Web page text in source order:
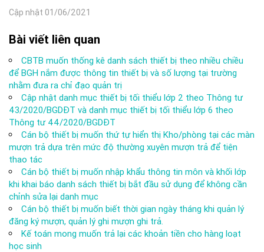
Cập nhật 01/06/2021
Bài viết liên quan
CBTB muốn thống kê danh sách thiết bị theo nhiều chiều
để BGH nắm được thông tin thiết bị và số lượng tại trường
nhằm đưa ra chỉ đạo quản trị
Cập nhật danh mục thiết bị tối thiểu lớp 2 theo Thông tư
43/2020/BGDĐT và danh mục thiết bị tối thiểu lớp 6 theo
Thông tư 44/2020/BGDĐT
Cán bộ thiết bị muốn thứ tự hiển thị Kho/phòng tại các màn
mượn trả dựa trên mức độ thường xuyên mượn trả để tiện
thao tác
Cán bộ thiết bị muốn nhập khẩu thông tin môn và khối lớp
khi khai báo danh sách thiết bị bắt đầu sử dụng để không cần
chỉnh sửa lại danh mục
Cán bộ thiết bị muốn biết thời gian ngày tháng khi quản lý
đăng ký mượn, quản lý ghi mượn ghi trả.
Kế toán mong muốn trả lại các khoản tiền cho hàng loạt
học sinh